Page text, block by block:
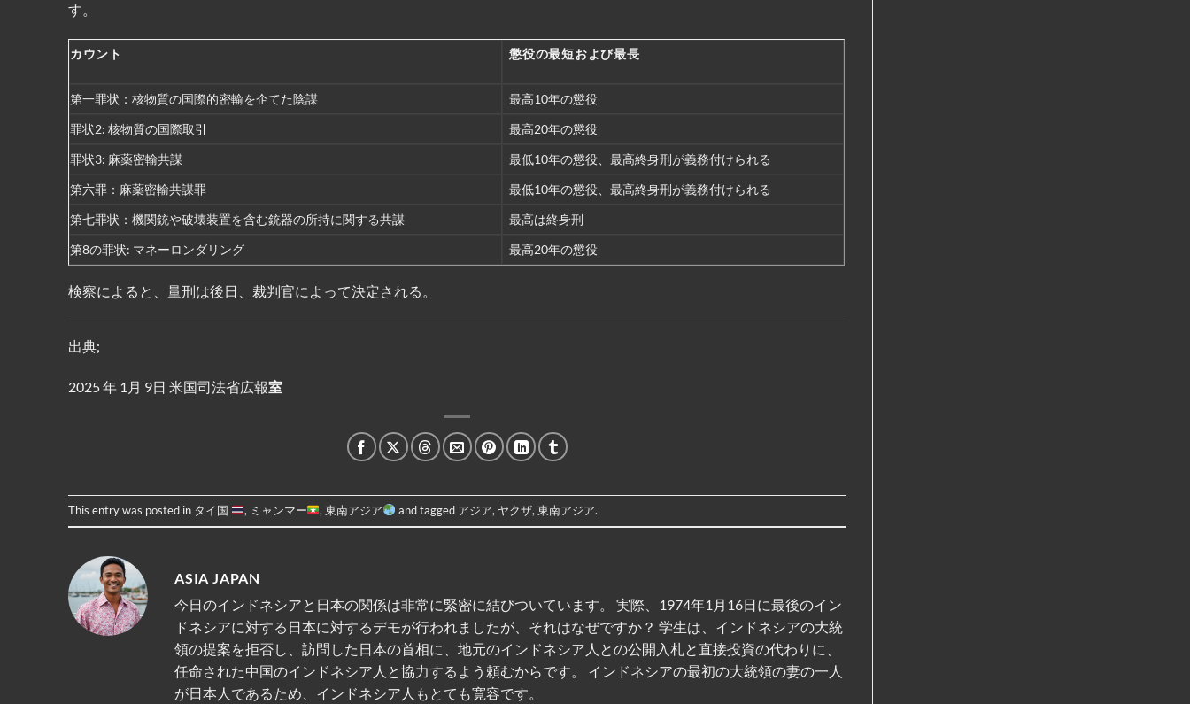
す。
カウント 懲役の最短および最長
第一罪状：核物質の国際的密輸を企てた陰謀
最高10年の懲役
罪状2: 核物質の国際取引
最高20年の懲役
罪状3: 麻薬密輸共謀
最低10年の懲役、最高終身刑が義務付けられる
第六罪：麻薬密輸共謀罪
最低10年の懲役、最高終身刑が義務付けられる
第七罪状：機関銃や破壊装置を含む銃器の所持に関する共謀
最高は終身刑
第8の罪状: マネーロンダリング
最高20年の懲役
検察によると、量刑は後日、裁判官によって決定される。
出典;
2025 年 1月 9日 米国司法省広報室
This entry was posted in タイ国 , ミャンマー ,東南アジア and tagged アジア, ヤクザ, 東南アジア.
ASIA JAPAN
今日のインドネシアと日本の関係は非常に緊密に結びついています。 実際、1974年1月16日に最後のイン
ドネシアに対する日本に対するデモが行われましたが、それはなぜですか？ 学生は、インドネシアの大統
領の提案を拒否し、訪問した日本の首相に、地元のインドネシア人との公開入札と直接投資の代わりに、
任命された中国のインドネシア人と協力するよう頼むからです。 インドネシアの最初の大統領の妻の一人
が日本人であるため、インドネシア人もとても寛容です。